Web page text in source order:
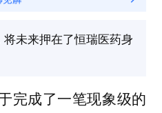
未来押在了恒瑞医药身
完成了一笔现象级的